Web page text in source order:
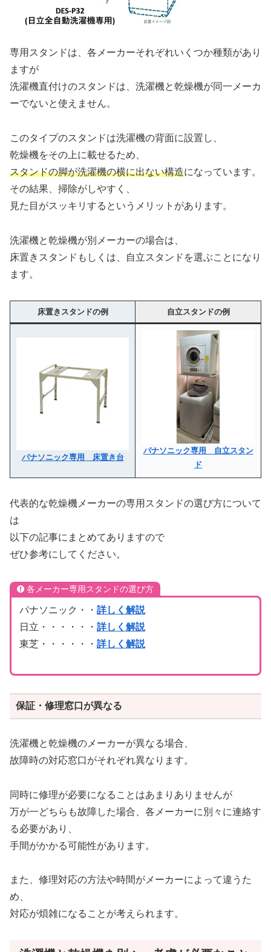
専用スタンドは、各メーカーそれぞれいくつか種類があり
ますが
洗濯機直付けのスタンドは、洗濯機と乾燥機が同一メーカ
ーでないと使えません。
このタイプのスタンドは洗濯機の背面に設置し、
乾燥機をその上に載せるため、
スタンドの脚が洗濯機の横に出ない構造になっています。
その結果、掃除がしやすく、
見た目がスッキリするというメリットがあります。
洗濯機と乾燥機が別メーカーの場合は、
床置きスタンドもしくは、自立スタンドを選ぶことになり
ます。
床置きスタンドの例 自立スタンドの例
パナソニック専用 床置き台
パナソニック専用 自立スタン
ド
代表的な乾燥機メーカーの専用スタンドの選び方について
は
以下の記事にまとめてありますので
ぜひ参考にしてください。
各メーカー専用スタンドの選び方
パナソニック・・ 詳しく解説
日立・・・・・・ 詳しく解説
東芝・・・・・・ 詳しく解説
保証・修理窓口が異なる
洗濯機と乾燥機のメーカーが異なる場合、
故障時の対応窓口がそれぞれ異なります。
同時に修理が必要になることはあまりありませんが
万が一どちらも故障した場合、各メーカーに別々に連絡す
る必要があり、
手間がかかる可能性があります。
また、修理対応の方法や時間がメーカーによって違うた
め、
対応が煩雑になることが考えられます。